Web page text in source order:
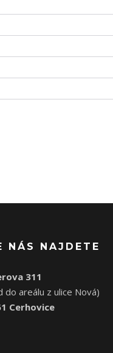
NÁS NAJDETE
311
do areálu z ulice Nová)
Cerhovice